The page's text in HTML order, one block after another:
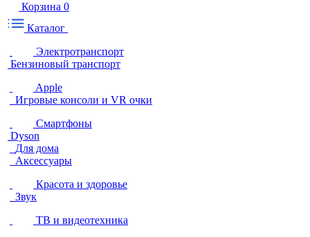
Корзина 0
Каталог
Электротранспорт
Бензиновый транспорт
Apple
Игровые консоли и VR очки
Смартфоны
Dyson
Для дома
Аксессуары
Красота и здоровье
Звук
ТВ и видеотехника